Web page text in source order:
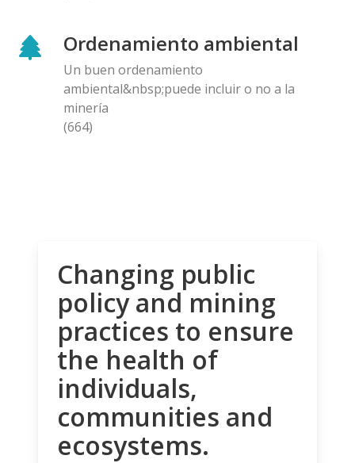
Ordenamiento ambiental
Un buen ordenamiento
ambiental&nbsp;puede incluir o no a la
minería
(664)
Changing public
policy and mining
practices to ensure
the health of
individuals,
communities and
ecosystems.